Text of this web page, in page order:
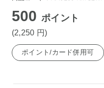
500ポイント
(2,250 円)
ポイント/カード併用可